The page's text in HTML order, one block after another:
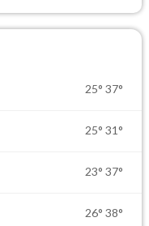
25° 37°
25° 31°
23° 37°
26° 38°